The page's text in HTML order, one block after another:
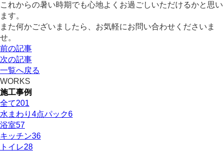
これからの暑い時期でも心地よくお過ごしいただけるかと思い
ます。
また何かございましたら、お気軽にお問い合わせくださいま
せ。
前の記事
次の記事
一覧へ戻る
WORKS
施工事例
全て201
水まわり4点パック6
浴室57
キッチン36
トイレ28